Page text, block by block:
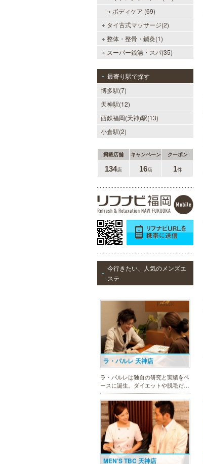
ボディケア (69)
タイ古式マッサージ(2)
整体・整骨・鍼灸(1)
スーパー銭湯・スパ(35)
最寄り駅で探す
博多駅(7)
天神駅(12)
西鉄福岡(天神)駅(13)
小倉駅(2)
掲載店舗 キャンペーン クーポン
134店 16店 1件
今行きたい、人気のメンズエ
ステ
も多数ご用意しております。
メンズリゼクリニック 福岡天
神院
メンズリゼクリニックの永久脱毛が
全国で受けられます。多くの男性患
者様にご支持頂き、新宿1院から始
在では提携院含め全国10院を展開す
るクリニックになりました。
MEN’S TBC 博多本店（バスタ
ーミナル）
メンズTBCはライフスタイルにリン
ラダ脱毛、ヒゲ脱毛、引き締め、フ
ェイスケア等、お客様のニーズにマ
ッチした施術で日常に寄り添いま
す。まずはお得な体験コースをチェ
ック。
便利なのにくつろげる上質な温泉が
博多に誕生しました。九州の東西を
賀・武雄から毎日運び込む最上質の
温泉を、高級旅館のような空間で、
手軽にお楽しみいただけます。
ラ・パルレ 天神店
ラ・パルレは独自の研究と実績をベ
ースに誕生。ダイエットや脱毛だけ
ではなく、フェイシャルやヒーリン
グエステ等外側からも内側からも美
しくなるメニューを豊富に取り揃え
ております。お得な体験コースも必
見です。
MEN’S TBC 天神店